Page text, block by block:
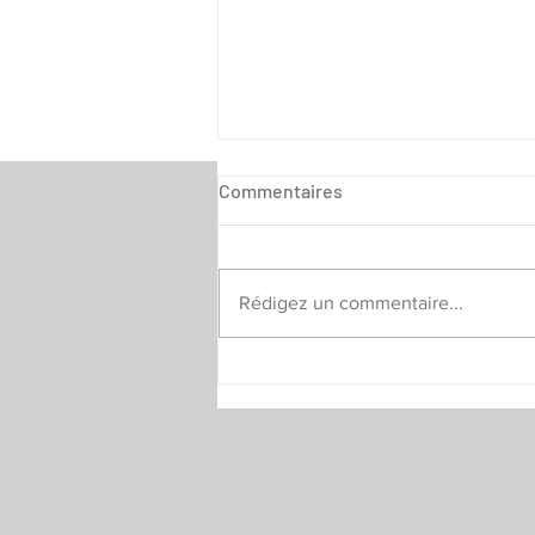
Commentaires
Rédigez un commentaire...